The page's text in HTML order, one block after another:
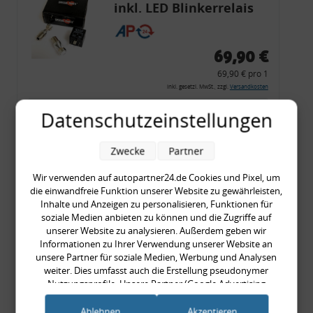
inkl. LED Blinkerrelais
CF 14
69,90 €
69,90 € pro 1
inkl. gesetzl. MwSt., zzgl. Versandkosten
Merkzettel
Rückleuchtenband mit
Blinker, rot, US-Ecken,
Audi 80 Cabrio, Typ 89,
OE-Nr.: 8G0945225 +
8G0945225C
999,99 €
999,99 € pro 1
Datenschutzeinstellungen
Wir verwenden auf autopartner24.de Cookies und Pixel, um
die einwandfreie Funktion unserer Website zu gewährleisten,
Inhalte und Anzeigen zu personalisieren, Funktionen für
soziale Medien anbieten zu können und die Zugriffe auf
unserer Website zu analysieren. Außerdem geben wir
Informationen zu Ihrer Verwendung unserer Website an
unsere Partner für soziale Medien, Werbung und Analysen
weiter. Dies umfasst auch die Erstellung pseudonymer
Nutzungsprofile. Unsere Partner (Google Advertising
Products) führen diese Informationen möglicherweise mit
weiteren Daten zusammen, die Sie ihnen bereitgestellt haben
Zwecke Partner